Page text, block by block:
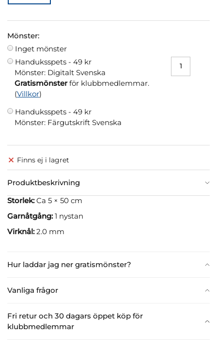
Mönster:
Inget mönster
Handuksspets - 49 kr
Mönster: Digitalt Svenska
Gratismönsterför klubbmedlemmar.
(Villkor)
Handuksspets - 49 kr
Mönster: Färgutskrift Svenska
Finns ej i lagret
Produktbeskrivning
Hur laddar jag ner gratismönster?
Vanliga frågor
Fri retur och 30 dagars öppet köp för
klubbmedlemmar
Storlek:Ca 5 × 50 cm
Garnåtgång:1 nystan
Virknål:2.0 mm